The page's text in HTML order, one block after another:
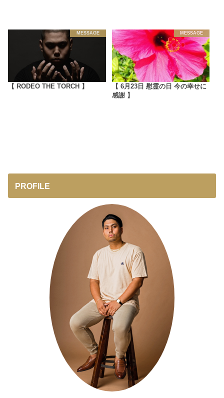
MESSAGE
【 RODEO THE TORCH 】
MESSAGE
【 6月23日 慰霊の日 今の幸せに
感謝 】
PROFILE